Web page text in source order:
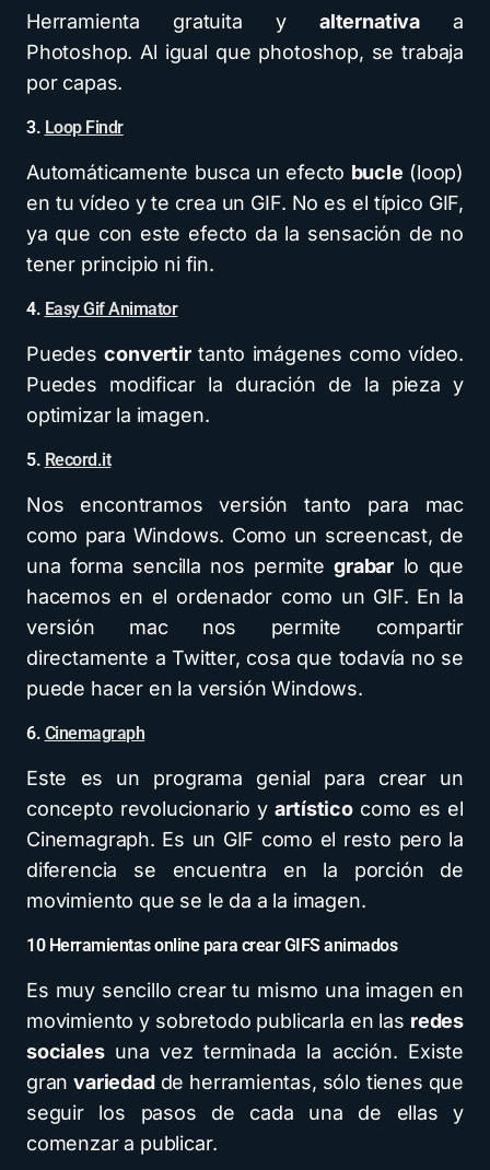
Herramienta gratuita y alternativaa
Photoshop. Al igual que photoshop, se trabaja
por capas.
3. Loop Findr
Automáticamente busca un efecto bucle (loop)
en tu vídeo y te crea un GIF. No es el típico GIF,
ya que con este efecto da la sensación de no
tener principio ni fin.
4. Easy Gif Animator
Puedesconvertirtanto imágenes como vídeo.
Puedes modificar la duración de la pieza y
optimizar la imagen.
5. Record.it
Nos encontramos versión tanto para mac
como para Windows. Como un screencast, de
una forma sencilla nos permitegrabar lo que
hacemos en el ordenador como un GIF. En la
versión mac nos permite compartir
directamente a Twitter, cosa que todavía no se
puede hacer en la versión Windows.
6. Cinemagraph
Este es un programa genial para crear un
concepto revolucionario yartísticocomo es el
Cinemagraph. Es un GIF como el resto pero la
diferencia se encuentra en la porción de
movimiento que se le da a la imagen.
10 Herramientas online para crear GIFS animados
Es muy sencillo crear tu mismo una imagen en
movimiento y sobretodo publicarla en las redes
socialesuna vez terminada la acción. Existe
granvariedadde herramientas, sólo tienes que
seguir los pasos de cada una de ellas y
comenzar a publicar.